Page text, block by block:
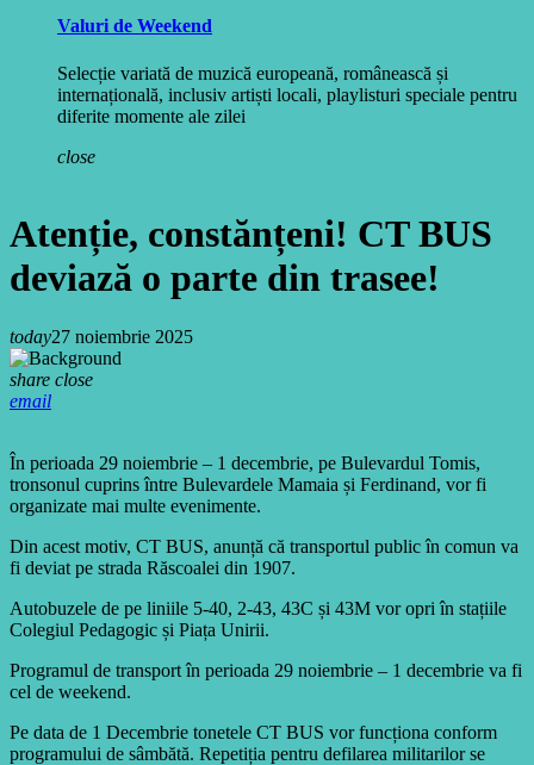
Valuri de Weekend
Selecție variată de muzică europeană, românească și
internațională, inclusiv artiști locali, playlisturi speciale pentru
diferite momente ale zilei
close
Atenție, constănțeni! CT BUS
deviază o parte din trasee!
today27 noiembrie 2025
share close
email
În perioada 29 noiembrie – 1 decembrie, pe Bulevardul Tomis,
tronsonul cuprins între Bulevardele Mamaia și Ferdinand, vor fi
organizate mai multe evenimente.
Din acest motiv, CT BUS, anunță că transportul public în comun va
fi deviat pe strada Răscoalei din 1907.
Autobuzele de pe liniile 5-40, 2-43, 43C și 43M vor opri în stațiile
Colegiul Pedagogic și Piața Unirii.
Programul de transport în perioada 29 noiembrie – 1 decembrie va fi
cel de weekend.
Pe data de 1 Decembrie tonetele CT BUS vor funcționa conform
programului de sâmbătă. Repetiția pentru defilarea militarilor se